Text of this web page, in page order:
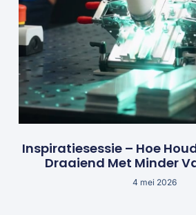
Inspiratiesessie – Hoe
Draaiend Met Minder
4 mei 2026